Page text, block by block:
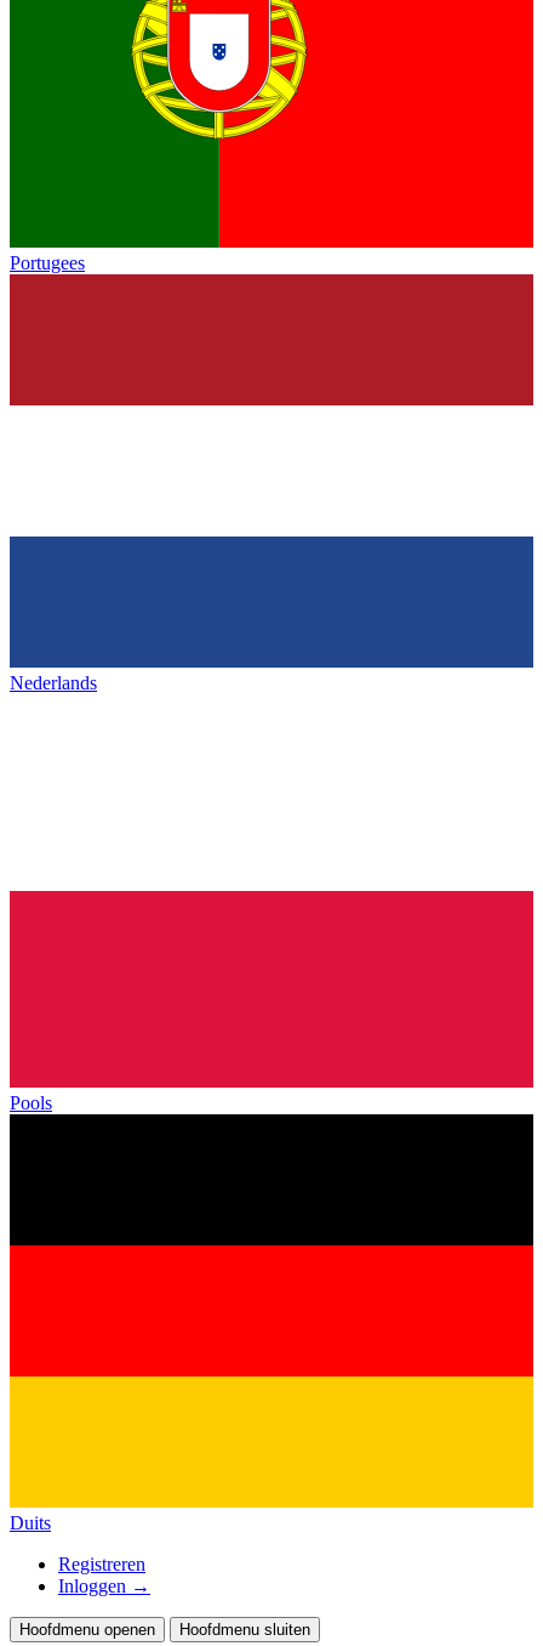
Portugees
Nederlands
Pools
Duits
Registreren
Inloggen →
Hoofdmenu openen Hoofdmenu sluiten